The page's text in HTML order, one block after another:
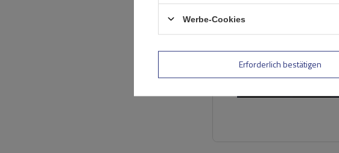
Werbe-Cookies
Erforderlich bestätigen